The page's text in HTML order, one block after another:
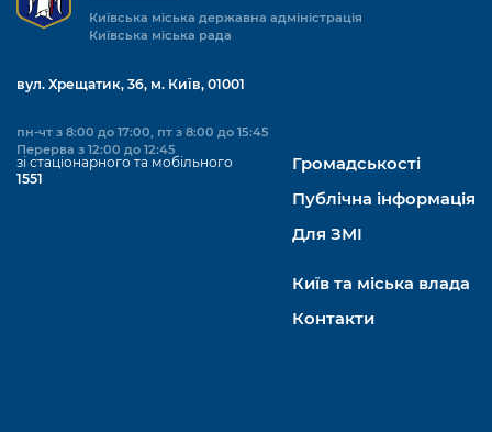
Київська міська державна адміністрація
Київська міська рада
вул. Хрещатик, 36, м. Київ, 01001
пн-чт з 8:00 до 17:00, пт з 8:00 до 15:45
Перерва з 12:00 до 12:45
зі стаціонарного та мобільного
1551
Громадськості
Публічна інформація
Для ЗМІ
Київ та міська влада
Контакти